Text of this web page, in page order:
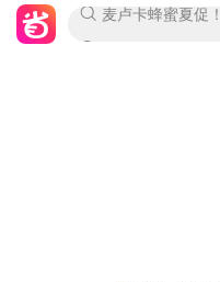
Prada/Miu 4.8折！